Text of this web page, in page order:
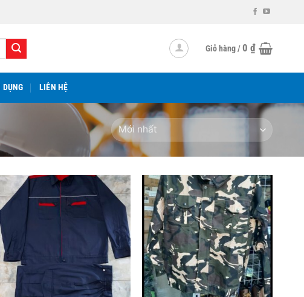
Giỏ hàng /0 ₫
LIÊN HỆ